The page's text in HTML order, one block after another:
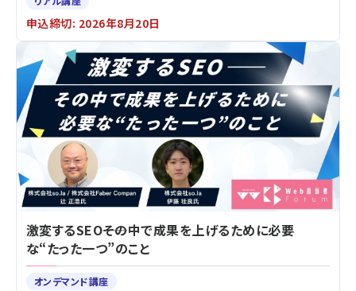
申込締切: 2026年8月20日
激変するSEO――その中で成果を上げるために必要
な“たった一つ”のこと
オンデマンド講座